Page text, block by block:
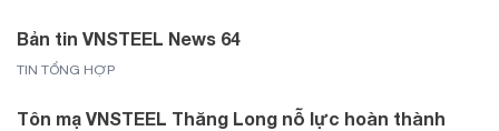
Bản tin VNSTEEL News 64
TIN TỔNG HỢP
Tôn mạ VNSTEEL Thăng Long nỗ lực hoàn thành